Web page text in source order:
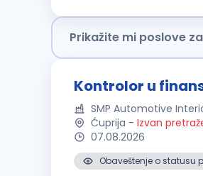
Prikažite mi poslove
Kontrolor u
SMP Automotive
Ćuprija - Izvan
07.08.2026
Obaveštenje o statusu